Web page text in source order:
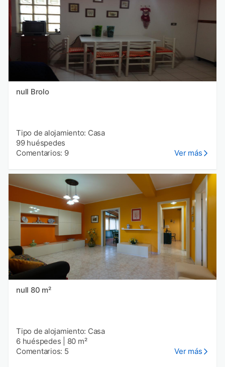
null Brolo
Tipo de alojamiento: Casa
99 huéspedes
Comentarios: 9
Ver más
null 80 m²
Tipo de alojamiento: Casa
6 huéspedes
80 m²
Comentarios: 5
Ver más